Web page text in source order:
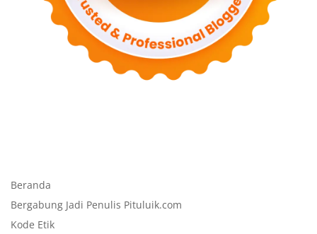
Beranda
Bergabung Jadi Penulis Pituluik.com
Kode Etik